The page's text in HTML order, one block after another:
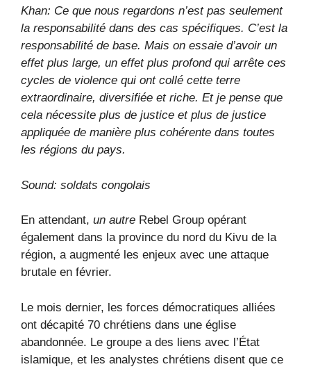
Khan: Ce que nous regardons n’est pas seulement
la responsabilité dans des cas spécifiques. C’est la
responsabilité de base. Mais on essaie d’avoir un
effet plus large, un effet plus profond qui arrête ces
cycles de violence qui ont collé cette terre
extraordinaire, diversifiée et riche. Et je pense que
cela nécessite plus de justice et plus de justice
appliquée de manière plus cohérente dans toutes
les régions du pays.
Sound: soldats congolais
En attendant, un autre Rebel Group opérant
également dans la province du nord du Kivu de la
région, a augmenté les enjeux avec une attaque
brutale en février.
Le mois dernier, les forces démocratiques alliées
ont décapité 70 chrétiens dans une église
abandonnée. Le groupe a des liens avec l’État
islamique, et les analystes chrétiens disent que ce